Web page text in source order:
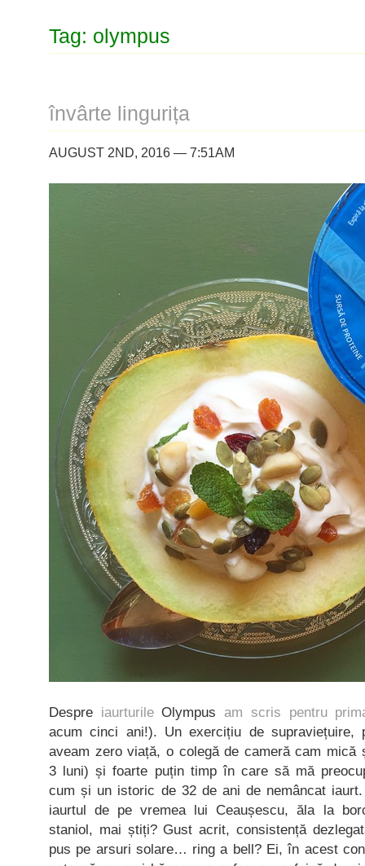
Tag: olympus
învârte lingurița
AUGUST 2ND, 2016 — 7:51AM
Despre iaurturileOlympus am scris pentru
acum cinci ani!). Un exercițiu de supraviețuire,
aveam zero viață, o colegă de cameră cam mică
3 luni) și foarte puțin timp în care să mă
cum și un istoric de 32 de ani de nemâncat
iaurtul de pe vremea lui Ceaușescu, ăla la
staniol, mai știți? Gust acrit, consistență
pus pe arsuri solare… ring a bell? Ei, în acest